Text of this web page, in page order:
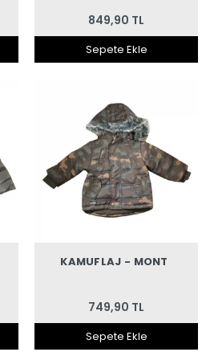
849,90 TL
Sepete Ekle
KAMUFLAJ - MONT
749,90 TL
Sepete Ekle